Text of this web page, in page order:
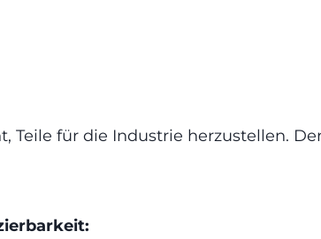
für die Industrie herzustellen.